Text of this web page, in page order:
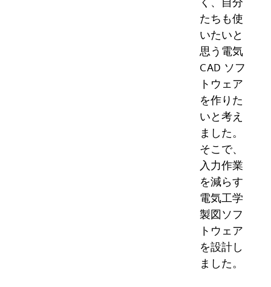
たちも使
いたいと
思う電気
CAD ソフ
トウェア
を作りた
いと考え
ました。
そこで、
入力作業
を減らす
電気工学
製図ソフ
トウェア
を設計し
ました。